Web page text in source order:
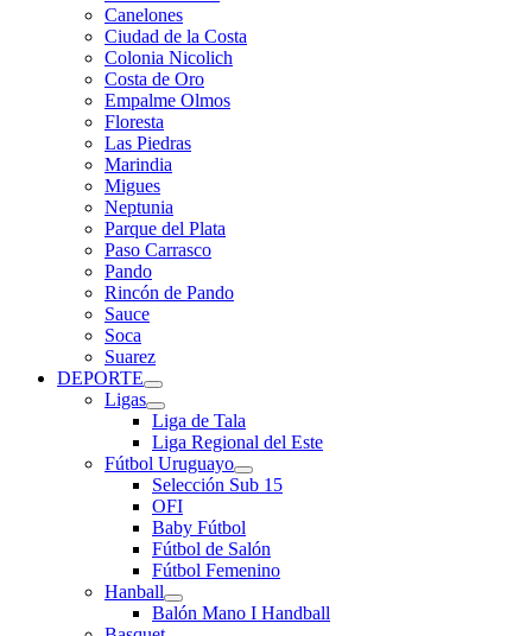
Canelones
Ciudad de la Costa
Colonia Nicolich
Costa de Oro
Empalme Olmos
Floresta
Las Piedras
Marindia
Migues
Neptunia
Parque del Plata
Paso Carrasco
Pando
Rincón de Pando
Sauce
Soca
Suarez
DEPORTE
Ligas
Liga de Tala
Liga Regional del Este
Fútbol Uruguayo
Selección Sub 15
OFI
Baby Fútbol
Fútbol de Salón
Fútbol Femenino
Hanball
Balón Mano I Handball